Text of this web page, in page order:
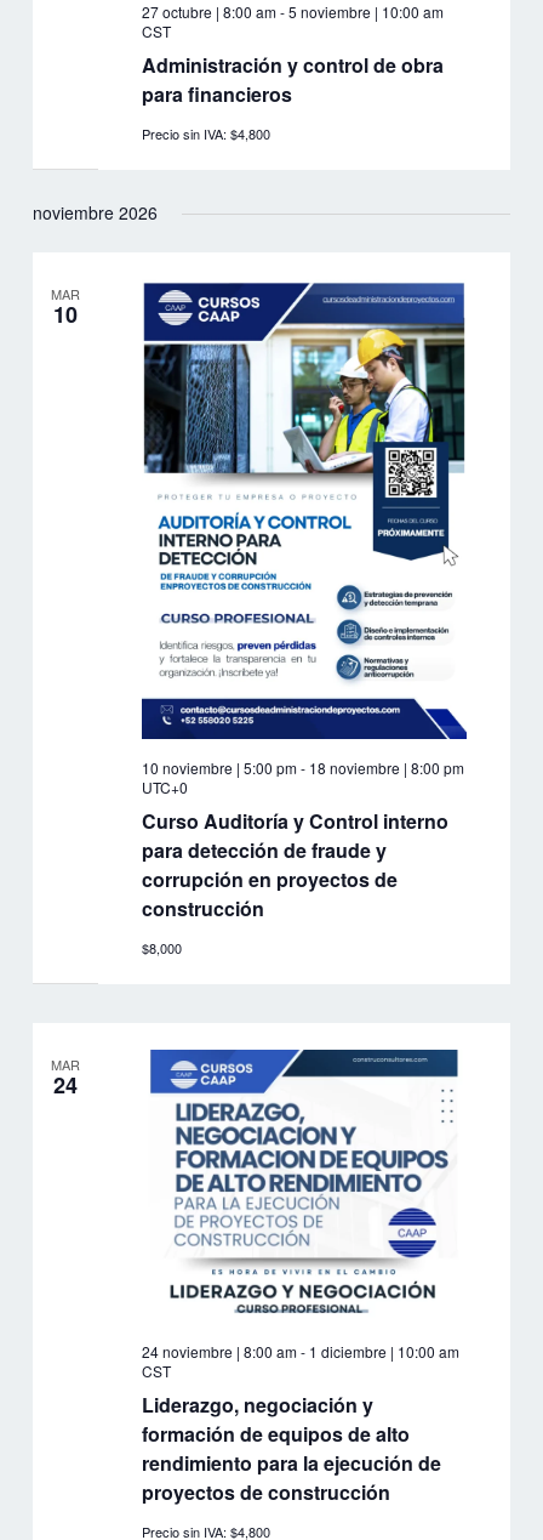
Administración y control de obra
para financieros
27 octubre | 8:00 am-5 noviembre | 10:00 am
CST
Precio sin IVA: $4,800
noviembre 2026
MAR
10
Curso Auditoría y Control interno
para detección de fraude y
corrupción en proyectos de
construcción
10 noviembre | 5:00 pm- 18 noviembre | 8:00 pm
UTC+0
$8,000
MAR
24
Liderazgo, negociación y
formación de equipos de alto
rendimiento para la ejecución de
proyectos de construcción
24 noviembre | 8:00 am- 1 diciembre | 10:00 am
CST
Precio sin IVA: $4,800